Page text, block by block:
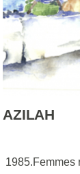
AZILAH
1985.Femmes